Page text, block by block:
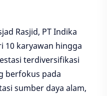
Rasjid, PT Indika
10 karyawan hingga
terdiversifikasi
berfokus pada
sumber daya alam,